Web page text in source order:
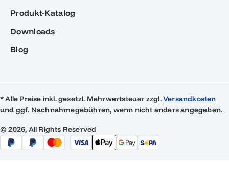
Produkt-Katalog
Downloads
Blog
* Alle Preise inkl. gesetzl. Mehrwertsteuer zzgl.Versandkosten
und ggf. Nachnahmegebühren, wenn nicht anders angegeben.
© 2026, All Rights Reserved